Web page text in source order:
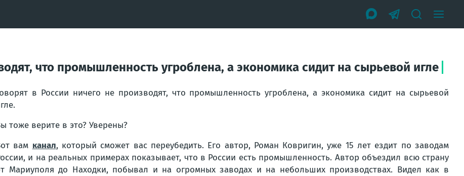
что промышленность угроблена, а экономика сидит на сырьевой игле
в России ничего не производят, что промышленность угроблена, а экономика сидит на сырьевой
тоже верите в это? Уверены?
вам канал, который сможет вас переубедить. Его автор, Роман Ковригин, уже 15 лет ездит по заводам
и на реальных примерах показывает, что в России есть промышленность. Автор объездил всю страну
Мариуполя до Находки, побывал и на огромных заводах и на небольших производствах. Видел как в